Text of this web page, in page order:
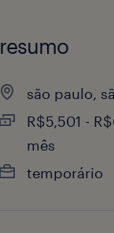
resumo
são paulo,
R$5,501 -
mês
temporário